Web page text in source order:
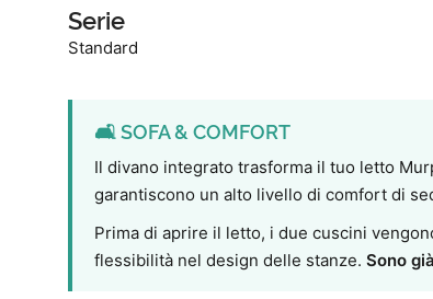
Serie
Standard
🛋️ SOFA & COMFORT
Il divano integrato trasforma il tuo letto
garantiscono un alto livello di comfort di
Prima di aprire il letto, i due cuscini
flessibilità nel design delle stanze. Sono